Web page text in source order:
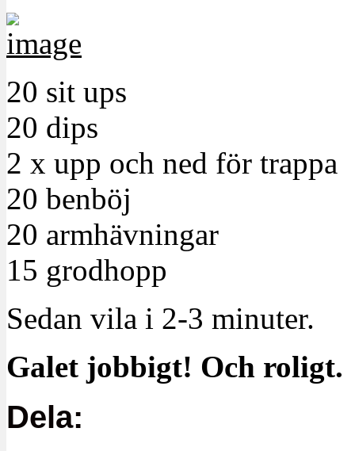
20 sit ups
20 dips
2 x upp och ned för trappa
20 benböj
20 armhävningar
15 grodhopp
Sedan vila i 2-3 minuter.
Galet jobbigt! Och roligt.
Dela: